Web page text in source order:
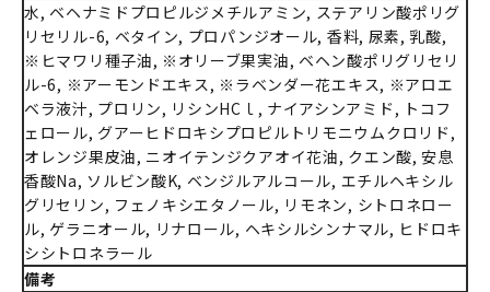
水, ベヘナミドプロピルジメチルアミン, ステアリン酸ポリグ
リセリル-6, ベタイン, プロパンジオール, 香料, 尿素, 乳酸,
※ヒマワリ種子油, ※オリーブ果実油, ベヘン酸ポリグリセリ
ル-6, ※アーモンドエキス, ※ラベンダー花エキス, ※アロエ
ベラ液汁, プロリン, リシンHCｌ, ナイアシンアミド, トコフ
ェロール, グアーヒドロキシプロピルトリモニウムクロリド,
オレンジ果皮油, ニオイテンジクアオイ花油, クエン酸, 安息
香酸Na, ソルビン酸K, ベンジルアルコール, エチルヘキシル
グリセリン, フェノキシエタノール, リモネン, シトロネロー
ル, ゲラニオール, リナロール, ヘキシルシンナマル, ヒドロキ
シシトロネラール
備考